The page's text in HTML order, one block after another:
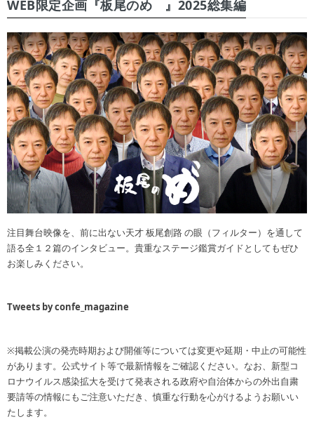
WEB限定企画『板尾のめ゙』2025総集編
注目舞台映像を、前に出ない天才 板尾創路 の眼（フィルター）を通して
語る全１２篇のインタビュー。貴重なステージ鑑賞ガイドとしてもぜひ
お楽しみください。
Tweets by confe_magazine
※掲載公演の発売時期および開催等については変更や延期・中止の可能性
があります。公式サイト等で最新情報をご確認ください。なお、新型コ
ロナウイルス感染拡大を受けて発表される政府や自治体からの外出自粛
要請等の情報にもご注意いただき、慎重な行動を心がけるようお願いい
たします。